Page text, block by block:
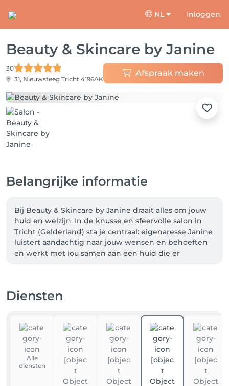
NL Inloggen
Beauty & Skincare by Janine
30
31, Nieuwsteeg Tricht 4196AK
Afspraak maken
Belangrijke informatie
Bij Beauty & Skincare by Janine draait alles om jouw
huid en welzijn. In de knusse en sfeervolle salon in
Tricht (Gelderland) sta je centraal: eigenaresse Janine
luistert aandachtig naar jouw wensen en behoeften
en werkt met jou samen aan een huid die er
Diensten
Alle
diensten